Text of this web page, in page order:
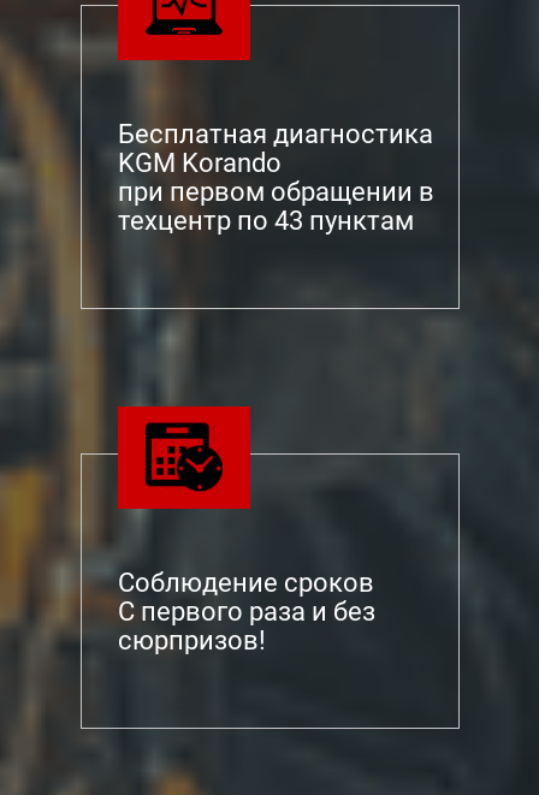
Бесплатная диагностика
KGM Korando
при первом обращении в
техцентр по 43 пунктам
Соблюдение сроков
С первого раза и без
сюрпризов!